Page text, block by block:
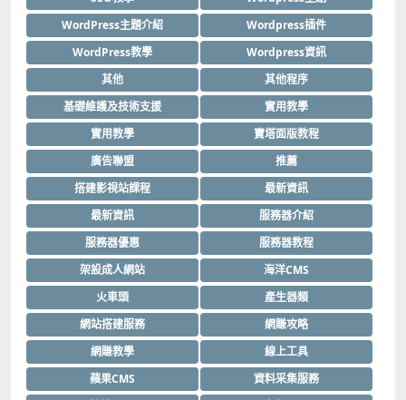
WordPress主題介紹
Wordpress插件
WordPress教學
Wordpress資訊
其他
其他程序
基礎維護及技術支援
實用教學
實用教學
寶塔面版教程
廣告聯盟
推薦
搭建影視站課程
最新資訊
最新資訊
服務器介紹
服務器優惠
服務器教程
架設成人網站
海洋CMS
火車頭
產生器類
網站搭建服務
網賺攻略
網賺教學
線上工具
蘋果CMS
資料采集服務